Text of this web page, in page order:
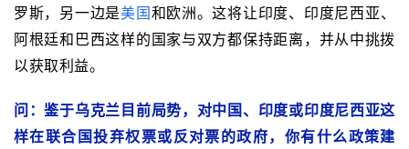
罗斯，另一边是美国 和欧洲。这将让印度、印度尼西亚、
阿根廷和巴西这样的国家与双方都保持距离，并从中挑拨
以获取利益。
问：鉴于乌克兰目前局势，对中国、印度或印度尼西亚这
样在联合国投弃权票或反对票的政府，你有什么政策建